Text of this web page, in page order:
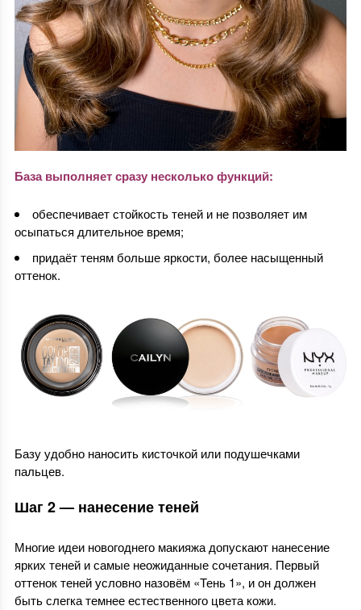
База выполняет сразу несколько функций:
обеспечивает стойкость теней и не позволяет им
осыпаться длительное время;
придаёт теням больше яркости, более насыщенный
оттенок.
Базу удобно наносить кисточкой или подушечками
пальцев.
Шаг 2 — нанесение теней
Многие идеи новогоднего макияжа допускают нанесение
ярких теней и самые неожиданные сочетания. Первый
оттенок теней условно назовём «Тень 1», и он должен
быть слегка темнее естественного цвета кожи.